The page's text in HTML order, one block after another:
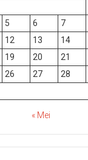
5 6 7
12 13 14
19 20 21
26 27 28
« Mei